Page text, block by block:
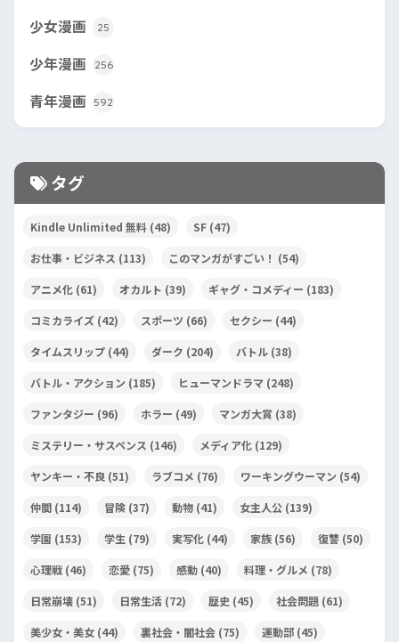
少女漫画 25
少年漫画 256
青年漫画 592
タグ
Kindle Unlimited 無料 (48) SF (47)
お仕事・ビジネス (113) このマンガがすごい！ (54)
アニメ化 (61) オカルト (39) ギャグ・コメディー (183)
コミカライズ (42) スポーツ (66) セクシー (44)
タイムスリップ (44) ダーク (204) バトル (38)
バトル・アクション (185) ヒューマンドラマ (248)
ファンタジー (96) ホラー (49) マンガ大賞 (38)
ミステリー・サスペンス (146) メディア化 (129)
ヤンキー・不良 (51) ラブコメ (76) ワーキングウーマン (54)
仲間 (114) 冒険 (37) 動物 (41) 女主人公 (139)
学園 (153) 学生 (79) 実写化 (44) 家族 (56) 復讐 (50)
心理戦 (46) 恋愛 (75) 感動 (40) 料理・グルメ (78)
日常崩壊 (51) 日常生活 (72) 歴史 (45) 社会問題 (61)
美少女・美女 (44) 裏社会・闇社会 (75) 運動部 (45)